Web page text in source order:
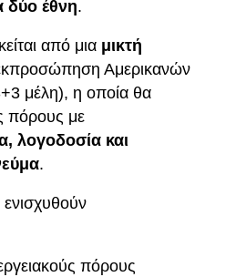
δύο έθνη.
από μια μικτή
Αμερικανών
μέλη), η οποία θα
πόρους με
λογοδοσία και
.
πόρους